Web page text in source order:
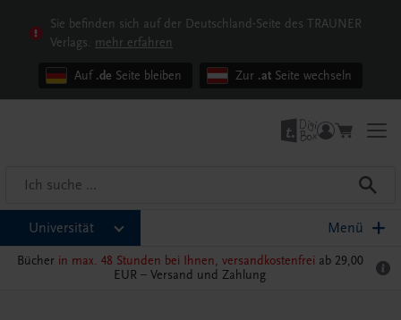
Sie befinden sich auf der Deutschland-Seite des TRAUNER
Verlags. mehr erfahren
Auf .de Seite bleiben Zur .at Seite wechseln
Universität Menü
Bücher in max. 48 Stunden bei Ihnen, versandkostenfrei ab 29,00
EUR – Versand und Zahlung